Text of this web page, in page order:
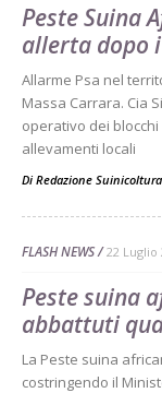
Peste Suina
allerta dopo
Allarme Psa nel
Massa Carrara. Cia
operativo dei
allevamenti locali
Di Redazione Suinicoltura
FLASH NEWS 22 Luglio
Peste suina
abbattuti
La Peste suina
costringendo il